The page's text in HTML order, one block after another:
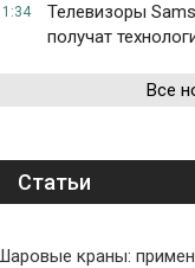
Телевизоры
получат
Все
Статьи
краны: